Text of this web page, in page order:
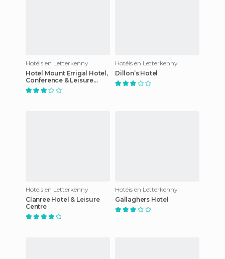
Hotéis en Letterkenny
Hotel Mount Errigal Hotel,
Conference & Leisure
Centre
Hotéis en Letterkenny
Dillon’s Hotel
Hotéis en Letterkenny
Clanree Hotel & Leisure
Centre
Hotéis en Letterkenny
Gallaghers Hotel